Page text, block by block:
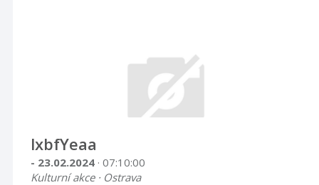
lxbfYeaa
- 23.02.2024 · 07:10:00
Kulturní akce · Ostrava